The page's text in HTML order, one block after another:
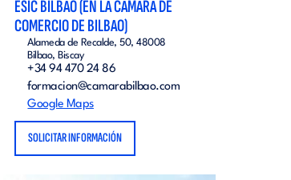
ESIC BILBAO (EN LA CÁMARA DE
COMERCIO DE BILBAO)
Alameda de Recalde, 50, 48008
Bilbao, Biscay
+34 94 470 24 86
formacion@camarabilbao.com
Google Maps
SOLICITAR INFORMACIÓN